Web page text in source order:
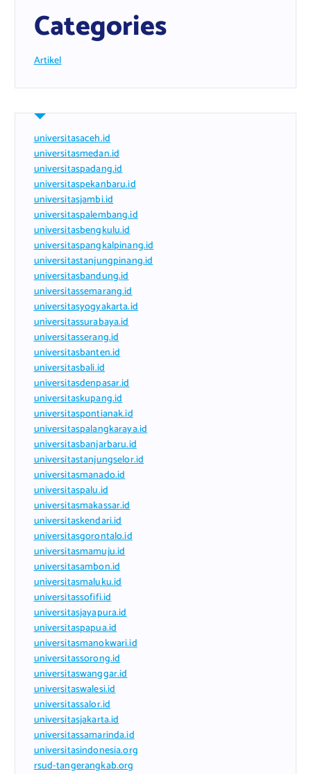
Categories
Artikel
universitasaceh.id
universitasmedan.id
universitaspadang.id
universitaspekanbaru.id
universitasjambi.id
universitaspalembang.id
universitasbengkulu.id
universitaspangkalpinang.id
universitastanjungpinang.id
universitasbandung.id
universitassemarang.id
universitasyogyakarta.id
universitassurabaya.id
universitasserang.id
universitasbanten.id
universitasbali.id
universitasdenpasar.id
universitaskupang.id
universitaspontianak.id
universitaspalangkaraya.id
universitasbanjarbaru.id
universitastanjungselor.id
universitasmanado.id
universitaspalu.id
universitasmakassar.id
universitaskendari.id
universitasgorontalo.id
universitasmamuju.id
universitasambon.id
universitasmaluku.id
universitassofifi.id
universitasjayapura.id
universitaspapua.id
universitasmanokwari.id
universitassorong.id
universitaswanggar.id
universitaswalesi.id
universitassalor.id
universitasjakarta.id
universitassamarinda.id
universitasindonesia.org
rsud-tangerangkab.org